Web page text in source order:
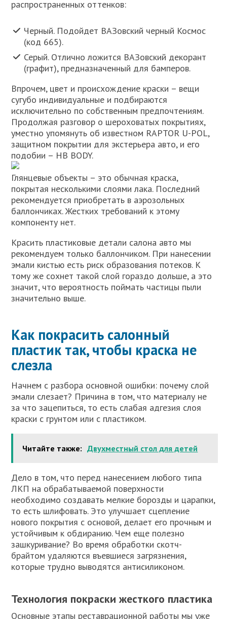
распространенных оттенков:
Черный. Подойдет ВАЗовский черный Космос
(код 665).
Серый. Отлично ложится ВАЗовский декорант
(графит), предназначенный для бамперов.
Впрочем, цвет и происхождение краски – вещи
сугубо индивидуальные и подбираются
исключительно по собственным предпочтениям.
Продолжая разговор о шероховатых покрытиях,
уместно упомянуть об известном RAPTOR U-POL,
защитном покрытии для экстерьера авто, и его
подобии – HB BODY.
Глянцевые объекты – это обычная краска,
покрытая несколькими слоями лака. Последний
рекомендуется приобретать в аэрозольных
баллончиках. Жестких требований к этому
компоненту нет.
Красить пластиковые детали салона авто мы
рекомендуем только баллончиком. При нанесении
эмали кистью есть риск образования потеков. К
тому же сохнет такой слой гораздо дольше, а это
значит, что вероятность поймать частицы пыли
значительно выше.
Как покрасить салонный
пластик так, чтобы краска не
слезла
Начнем с разбора основной ошибки: почему слой
эмали слезает? Причина в том, что материалу не
за что зацепиться, то есть слабая адгезия слоя
краски с грунтом или с пластиком.
Читайте также: Двухместный стол для детей
Дело в том, что перед нанесением любого типа
ЛКП на обрабатываемой поверхности
необходимо создавать мелкие борозды и царапки,
то есть шлифовать. Это улучшает сцепление
нового покрытия с основой, делает его прочным и
устойчивым к обдиранию. Чем еще полезно
зашкуривание? Во время обработки скотч-
брайтом удаляются въевшиеся загрязнения,
которые трудно выводятся антисиликоном.
Технология покраски жесткого пластика
Основные этапы реставрационной работы мы уже